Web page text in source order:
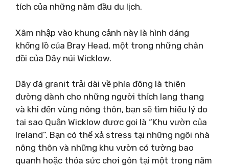
tích của những năm đầu du lịch.
Xâm nhập vào khung cảnh này là hình dáng
khổng lồ của Bray Head, một trong những chân
đồi của Dãy núi Wicklow.
Dãy đá granit trải dài về phía đông là thiên
đường dành cho những người thích lang thang
và khi đến vùng nông thôn, bạn sẽ tìm hiểu lý do
tại sao Quận Wicklow được gọi là “Khu vườn của
Ireland”. Bạn có thể xả stress tại những ngôi nhà
nông thôn và những khu vườn có tường bao
quanh hoặc thỏa sức chơi gôn tại một trong năm